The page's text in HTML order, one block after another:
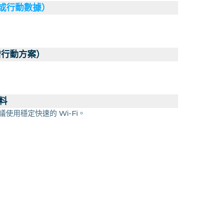
動數據）
動方案）
使用穩定快速的 Wi-Fi。